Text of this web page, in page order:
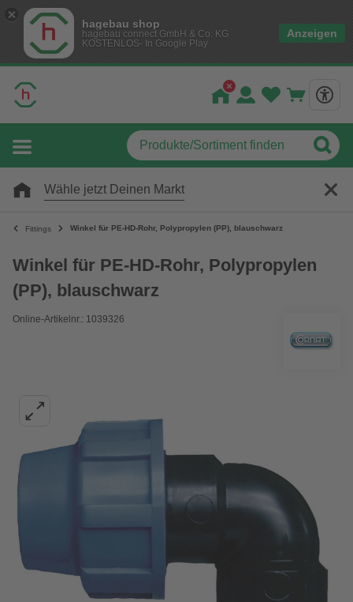
hagebau shop
hagebau connect GmbH & Co. KG
KOSTENLOS- In Google Play
Anzeigen
Wähle jetzt Deinen Markt
Fittings Winkel für PE-HD-Rohr, Polypropylen (PP), blauschwarz
Winkel für PE-HD-Rohr, Polypropylen
(PP), blauschwarz
Online-Artikelnr.: 1039326